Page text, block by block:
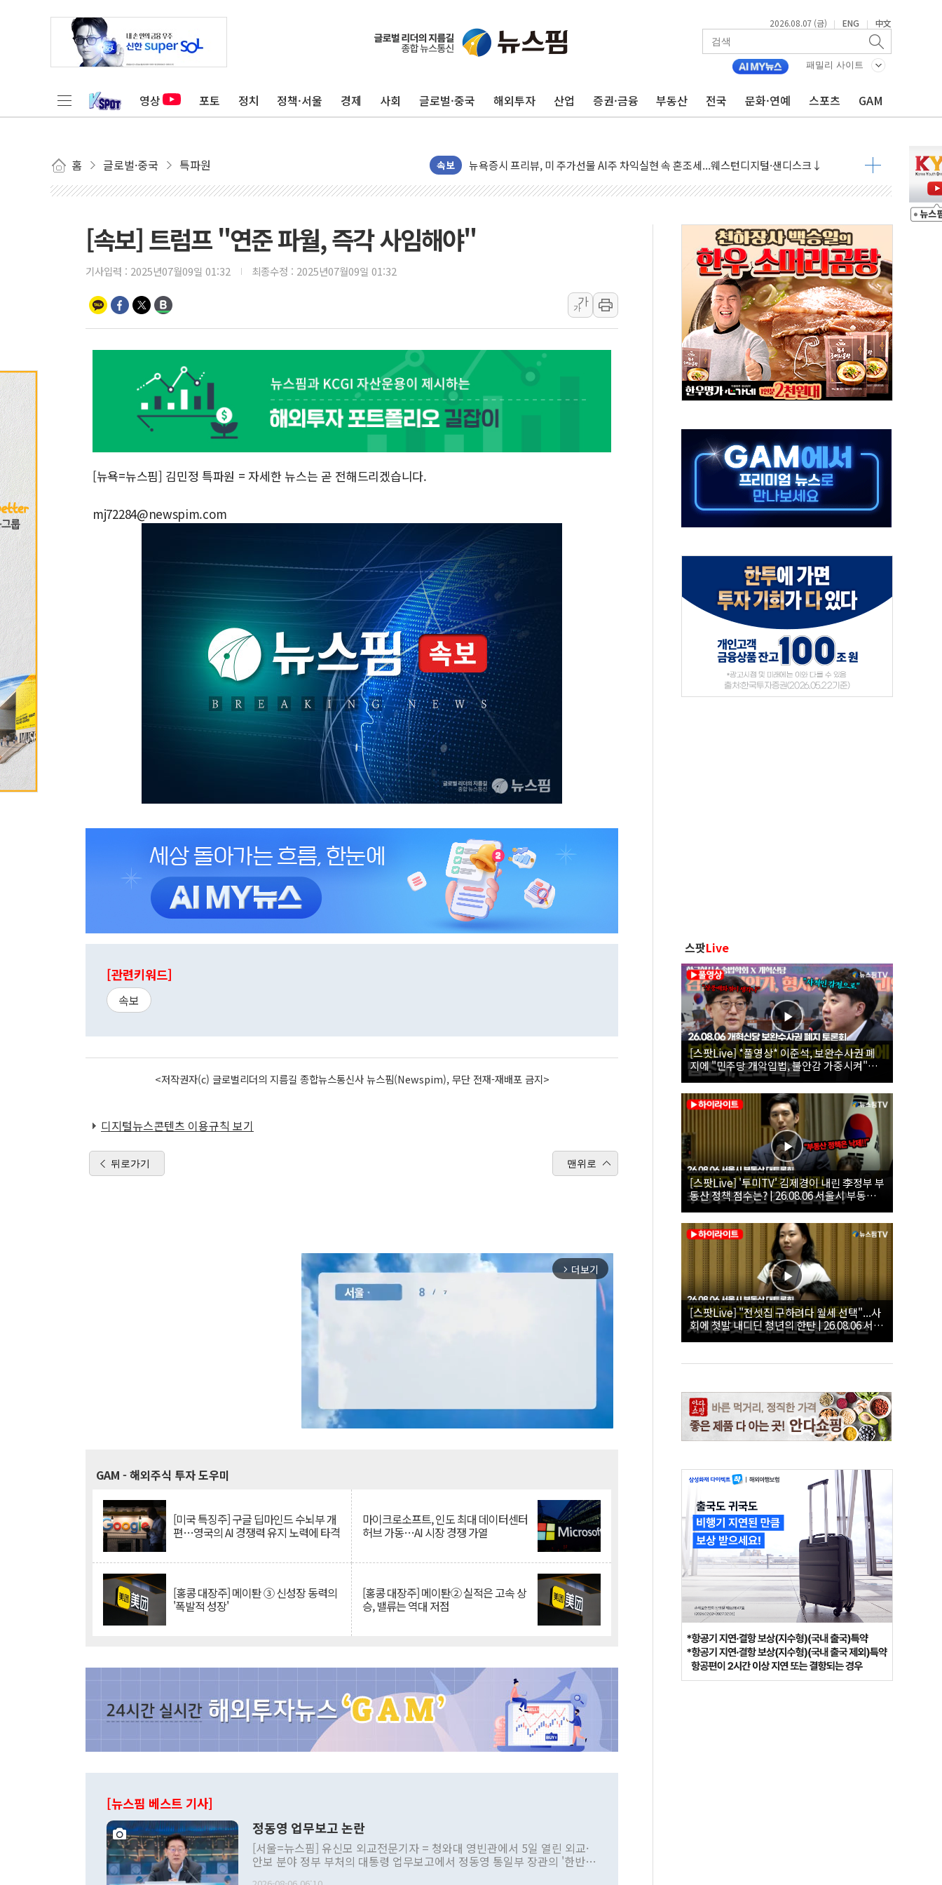
2026.08.07 (금) | ENG | 中文
패밀리 사이트
영상 포토 정치 정책·서울 경제 사회 글로벌·중국 해외투자 산업 증권·금융 부동산 전국 문화·연예 스포츠 GAM
홈 글로벌·중국 특파원 속보
유럽증시, 견조한 실적 소화하며 대부분 상승… "2분기 기업 순이익 21% 증가" 전망
리투아니아 국방 "러, 우크라 드론으로 나토 회원국 공격 검토… 거짓 깃발 작전"
뉴욕증시 개장 전 특징주...모더나·아이온큐·도어대시↑ VS 샌디스크·피그마·앱러빈↓
김정관 장관 "영업이익 N% 성과급 반대…상법·자본시장법 개정 논의"
청와대, 북한 단거리 탄도미사일 발사에 긴급 안보 점검회의
금값 7주 만에 최고…美 고용 둔화·호르무즈 재개방 기대에 강세
러, 1인칭시점 드론으로 우크라 민간인 '사파리' 공격… 시민들 공포감 극대화 전략
[베트남 증시] 지수 하락 속 'DGC' 임시 주총 기대감에 홀로 상한가…마진 잔액은 사상 최고
'월가의 황제' 다이먼 "금융시장 레버리지 위험수위…숨은 차입이 더 큰 변수"
양주 섬유염색공장서 화재 1명 중상…대응 1단계 진압 중
김정관 산업부 장관 "주 52시간 손봐야, 경쟁상대 中과 비교해야"
해군 1함대 창설 80주년…지역과 함께하는 '선봉'의 대민 봉사
[3보] 북, 원산서 동해로 단거리 탄도미사일 1발 발사… 올해 10번째·42일 만 도발
우크라 드론 전술, 중남미 콜롬비아에 새 안보 위기… 반군·마약카르텔이 습득해 전투 활용
동해해경, 독도 해상서 부유물 감긴 어선 구조
주한미군 "오산기지 누출, 백린 아닌 무해한 표면 부식 물질"
구미 폐염산처리업체서 불 2시간30여분만에 진화...외국인 노동자 숨져
[속보] 트럼프 "연준 파월, 즉각 사임해야"
기사입력 : 2025년07월09일 01:32 최종수정 : 2025년07월09일 01:32
가
가
[뉴욕=뉴스핌] 김민정 특파원 = 자세한 뉴스는 곧 전해드리겠습니다.
mj72284@newspim.com
[관련키워드]
속보
<저작권자(c) 글로벌리더의 지름길 종합뉴스통신사 뉴스핌(Newspim), 무단 전재-재배포 금지>
디지털뉴스콘텐츠 이용규칙 보기
뒤로가기 맨위로
arrow_forward_ios 더보기
GAM - 해외주식 투자 도우미
[미국 특징주] 구글 딥마인드 수뇌부 개
편…영국의 AI 경쟁력 유지 노력에 타격
마이크로소프트, 인도 최대 데이터센터
허브 가동…AI 시장 경쟁 가열
[홍콩 대장주] 메이퇀 ③ 신성장 동력의
'폭발적 성장'
[홍콩 대장주] 메이퇀② 실적은 고속 상
승, 밸류는 역대 저점
[뉴스핌 베스트 기사]
정동영 업무보고 논란
[서울=뉴스핌] 유신모 외교전문기자 = 청와대 영빈관에서 5일 열린 외교·
안보 분야 정부 부처의 대통령 업무보고에서 정동영 통일부 장관의 '한반도
스팟Live
[스팟Live] *풀영상* 이준석, 보완수사권 폐
지에 "민주당 개악입법, 불안감 가중시켜"｜
26.08.06 개혁신당 보완수사권 폐지 토론회
[스팟Live] '투미TV' 김제경이 내린 李정부 부
동산 정책 점수는? | 26.08.06 서울시 부동산
대토론회
[스팟Live] "전셋집 구하려다 월세 선택"...사
회에 첫발 내디딘 청년의 한탄 | 26.08.06 서울
시 부동산 대토론회